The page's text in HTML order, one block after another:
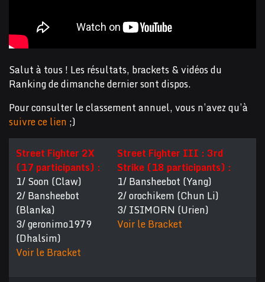
Salut à tous ! Les résultats, brackets & vidéos du
Ranking de dimanche dernier sont dispos.
Pour consulter le classement annuel, vous n’avez qu’à
suivre ce lien ;)
Street Fighter 2X
(17 participants) :
1/ Soon (Claw)
2/ Bansheebot
(Blanka)
3/ geronimo1979
(Dhalsim)
Voir le Bracket
Street Fighter III : 3rd
Strike (18 participants) :
1/ Bansheebot (Yang)
2/ orochikem (Chun Li)
3/ ISIMORN (Urien)
Voir le Bracket